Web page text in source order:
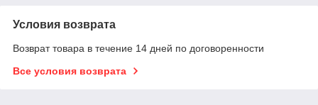
Условия возврата
Возврат товара в течение 14 дней по договоренности
Все условия возврата